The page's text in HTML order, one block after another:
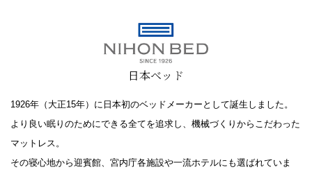
日本ベッド
1926年（大正15年）に日本初のベッドメーカーとして誕生しました。
より良い眠りのためにできる全てを追求し、機械づくりからこだわった
マットレス。
その寝心地から迎賓館、宮内庁各施設や一流ホテルにも選ばれていま